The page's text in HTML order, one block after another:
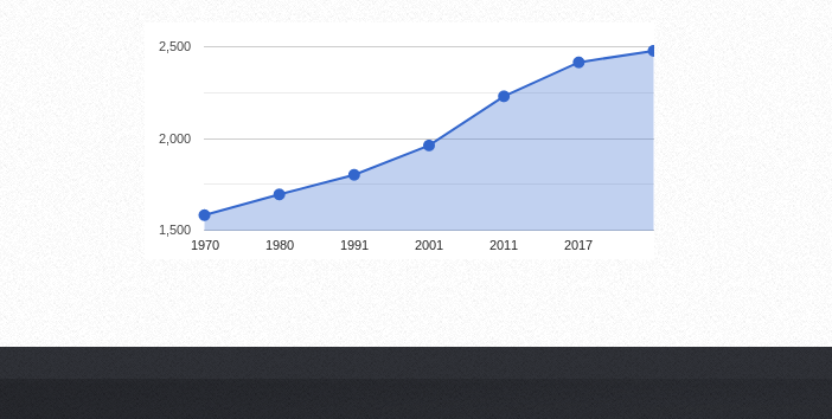
1970 1980 1991 2001 2011 2017
1,500
2,000
2,500